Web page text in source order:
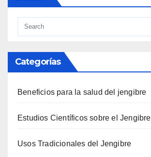
Categorías
Beneficios para la salud del jengibre
Estudios Científicos sobre el Jengibre
Usos Tradicionales del Jengibre